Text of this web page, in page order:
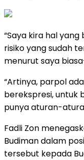
“Saya kira hal
risiko yang sudah
menurut saya
“Artinya, parpol
berekspresi, untuk
punya aturan-
Fadli Zon
Budiman dalam
tersebut kepada